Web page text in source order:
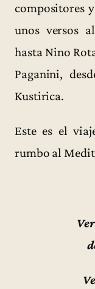
compositores
unos versos
hasta Nino
Paganini,
Kustirica.
Este es el
rumbo al
Ver